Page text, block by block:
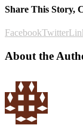
Share This Story,
FacebookTwitter
About the